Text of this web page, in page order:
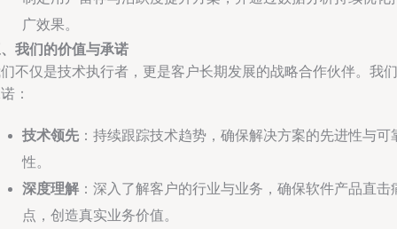
广效果。
我们的价值与承诺
不仅是技术执行者，更是客户长期发展的战略合作伙伴。我们
：
技术领先 ：持续跟踪技术趋势，确保解决方案的先进性与可
性。
深度理解 ：深入了解客户的行业与业务，确保软件产品直击
点，创造真实业务价值。